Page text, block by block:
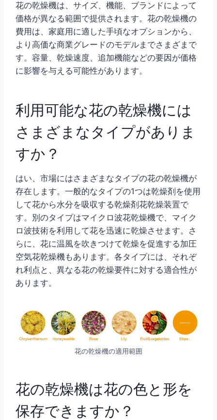
花の乾燥機は、サイズ、機能、ブランドによって
価格が異なる範囲で提供されます。花の乾燥機の
費用は、家庭用に適した手頃なオプションから、
より高価な商業グレードのモデルまでさまざまで
す。容量、乾燥速度、追加機能などの要因が価格
に影響を与える可能性があります。
利用可能な花の乾燥機には
さまざまなタイプがありま
すか？
はい、市場にはさまざまなタイプの花の乾燥機が
存在します。一般的なタイプの1つは乾燥剤を使用
して花から水分を吸収する乾燥剤花乾燥装置で
す。別のタイプはマイクロ波花乾燥機で、マイク
ロ波技術を利用して花を迅速に乾燥させます。さ
らに、花に温風を吹きつけて乾燥を促進する加圧
空気花乾燥機もあります。各タイプには、それぞ
れ利点と、異なる花の乾燥要件に対する適合性が
あります。
花の乾燥機の適用範囲
花の乾燥機は花の色と形を
保存できますか？